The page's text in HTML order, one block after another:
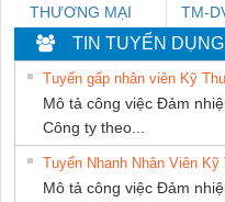
THƯƠNG MẠI
THIÊN ÂN VIỆT
NAM
TM-
TIN TUYỂN DỤNG
Tuyển gấp nhân viên Kỹ
Mô tả công việc Đảm
Công ty theo...
Tuyển Nhanh Nhân Viên Kỹ
Mô tả công việc Đảm